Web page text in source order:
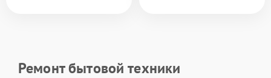
Ремонт бытовой техники